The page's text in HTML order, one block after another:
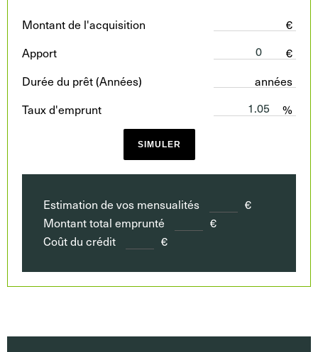
Montant de l'acquisition
€
Apport
€
Durée du prêt (Années)
années
Taux d'emprunt
%
SIMULER
Estimation de vos mensualités
€
Montant total emprunté
€
Coût du crédit
€